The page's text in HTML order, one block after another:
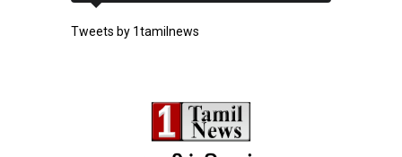
Tweets by 1tamilnews